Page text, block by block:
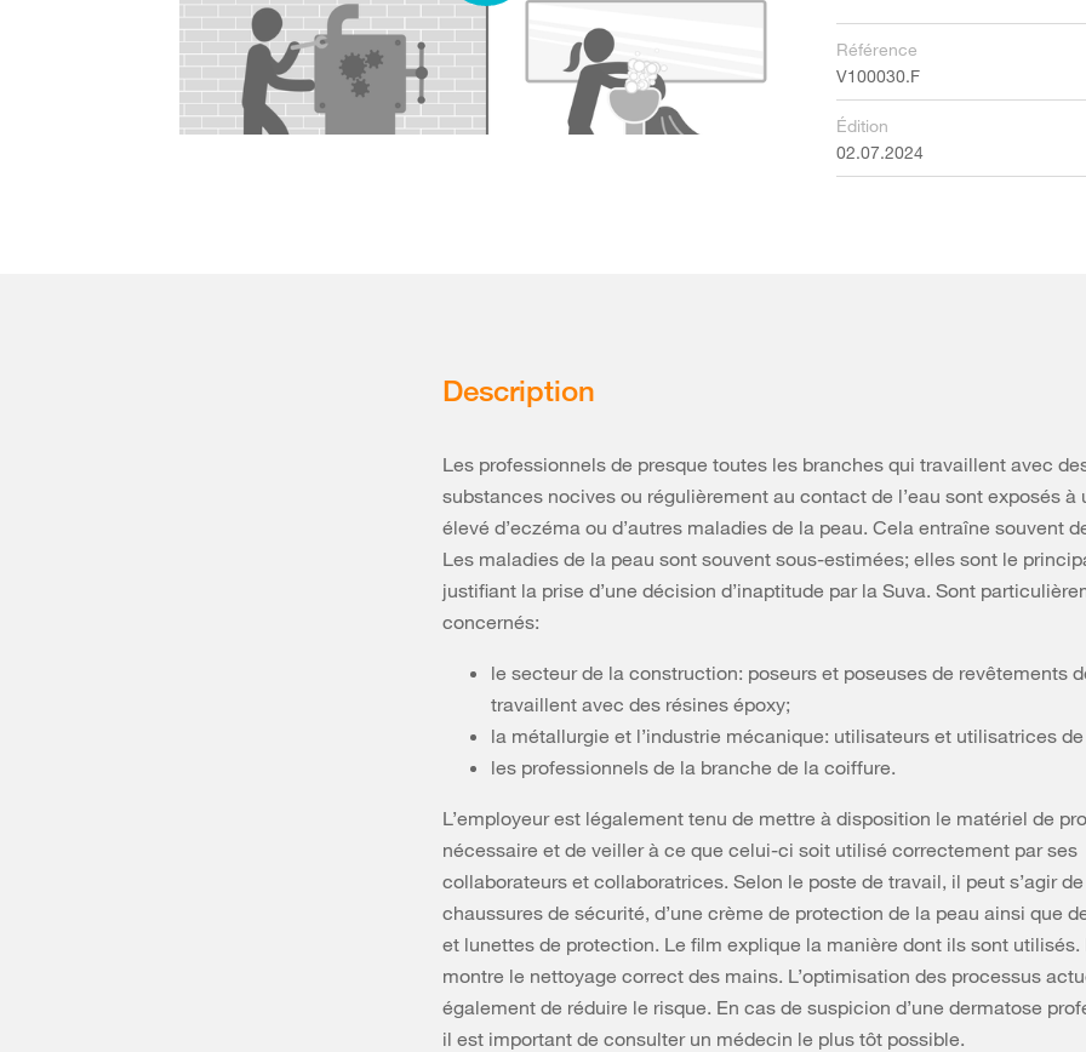
Référence
V100030.F
Édition
02.07.2024
Description
Les professionnels de presque toutes les branches qui travaillent avec
substances nocives ou régulièrement au contact de l’eau sont exposés à
élevé d’eczéma ou d’autres maladies de la peau. Cela entraîne souvent
Les maladies de la peau sont souvent sous-estimées; elles sont le
justifiant la prise d’une décision d’inaptitude par la Suva. Sont
concernés:
le secteur de la construction: poseurs et poseuses de revêtements
travaillent avec des résines époxy;
la métallurgie et l’industrie mécanique: utilisateurs et utilisatrices
les professionnels de la branche de la coiffure.
L’employeur est légalement tenu de mettre à disposition le matériel de
nécessaire et de veiller à ce que celui-ci soit utilisé correctement par ses
collaborateurs et collaboratrices. Selon le poste de travail, il peut s’agir de
chaussures de sécurité, d’une crème de protection de la peau ainsi que
et lunettes de protection. Le film explique la manière dont ils sont utilisés.
montre le nettoyage correct des mains. L’optimisation des processus
également de réduire le risque. En cas de suspicion d’une dermatose
il est important de consulter un médecin le plus tôt possible.